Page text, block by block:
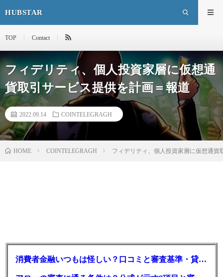
HUBSTAR
TOP Contact
フィデリティ、個人投資家層に仮想通
貨取引サービス提供を計画＝報道
2022.09.14 COINTELEGRAGH
HOME COINTELEGRAGH フィデリティ、個人投資家層に仮想通貨
消費者金融いつもは怪しい？口コミと審査基準・貸付条件を調査